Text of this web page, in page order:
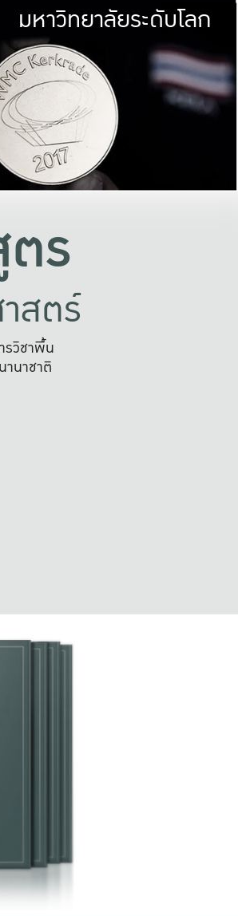
มหาวิทยา
พร้อมที่จ
และผลักดันในการใช้ระบบส
เพื่อการทำงานแ
มหาวิทยาลัยระดับโลก
ร
สตร์
วิชาพื้น
านาชาติ